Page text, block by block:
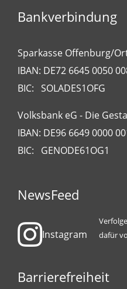
Bankverbindung
Sparkasse Offenburg/
IBAN: DE72 6645 0050
BIC: SOLADES1OFG
Volksbank eG - Die
IBAN: DE96 6649 0000
BIC: GENODE61OG1
NewsFeed
Instagram
dafür
Barrierefreiheit